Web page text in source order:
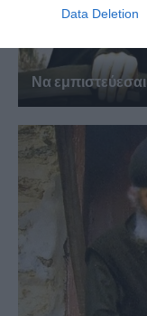
Data Deletion
Να εμπιστεύεσαι